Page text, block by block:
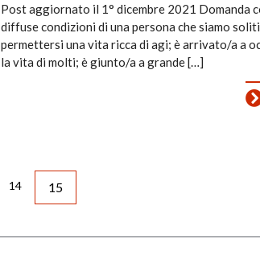
Post aggiornato il 1° dicembre 2021 Domanda
diffuse condizioni di una persona che siamo
permettersi una vita ricca di agi; è arrivato/a a
la vita di molti; è giunto/a a grande […]
14 15